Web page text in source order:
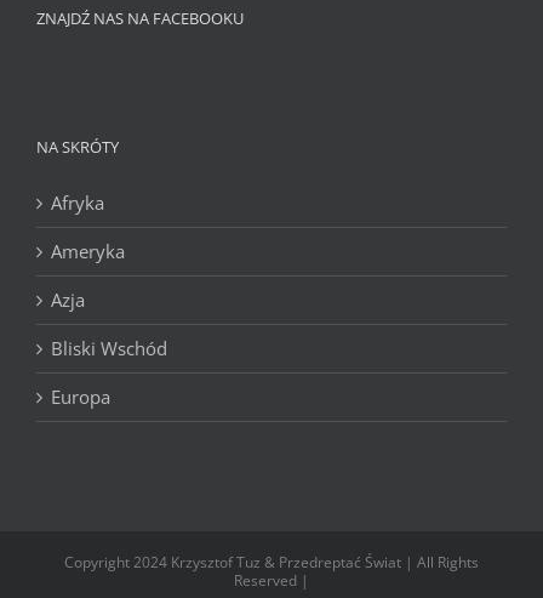
ZNAJDŹ NAS NA FACEBOOKU
NA SKRÓTY
Afryka
Ameryka
Azja
Bliski Wschód
Europa
Copyright 2024 Krzysztof Tuz & Przedreptać Świat | All Rights
Reserved |